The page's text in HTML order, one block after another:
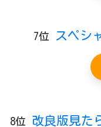
7位 スペシ
8位 改良版見た